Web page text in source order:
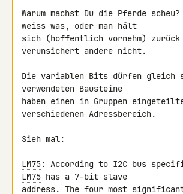
Warum machst Du die Pferde scheu?
weiss was, oder man hält
sich (hoffentlich vornehm) zurück
verunsichert andere nicht.
Die variablen Bits dürfen gleich
verwendeten Bausteine
haben einen in Gruppen
verschiedenen Adressbereich.
Sieh mal:
LM75
LM75 has a 7-bit slave
address. The four most